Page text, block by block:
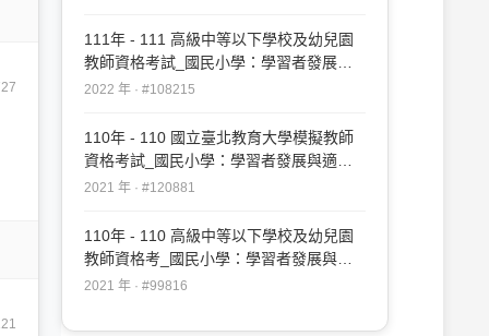
111年 - 111 高級中等以下學校及幼兒園
教師資格考試_國民小學：學習者發展與
適性輔導#108215
2022 年 · #108215
110年 - 110 國立臺北教育大學模擬教師
資格考試_國民小學：學習者發展與適性
輔導#120881
2021 年 · #120881
110年 - 110 高級中等以下學校及幼兒園
教師資格考_國民小學：學習者發展與適
性輔導#99816
2021 年 · #99816